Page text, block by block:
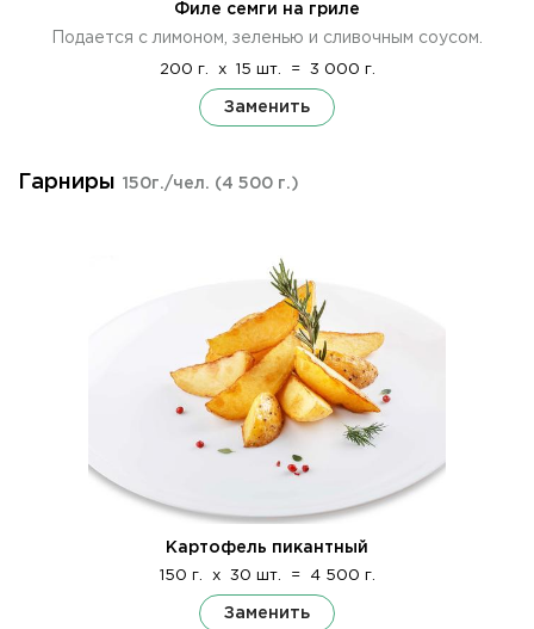
Филе семги на гриле
Подается с лимоном, зеленью и сливочным соусом.
200 г. x 15 шт. = 3 000 г.
Заменить
Гарниры 150г./чел. (4 500 г.)
Картофель пикантный
150 г. x 30 шт. = 4 500 г.
Заменить